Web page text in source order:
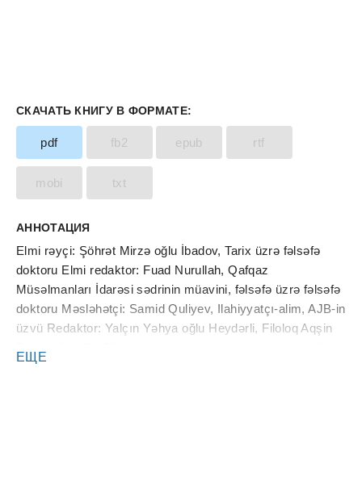
СКАЧАТЬ КНИГУ В ФОРМАТЕ:
pdf fb2 epub rtf
mobi txt
АННОТАЦИЯ
Elmi rəyçi: Şöhrət Mirzə oğlu İbadov, Tarix üzrə fəlsəfə
doktoru Elmi redaktor: Fuad Nurullah, Qafqaz
Müsəlmanları İdarəsi sədrinin müavini, fəlsəfə üzrə fəlsəfə
doktoru Məsləhətçi: Samid Quliyev, Ilahiyyatçı-alim, AJB-in
üzvü Redaktor: Yalçın Yəhya oğlu Heydərli, Filoloq Aqşin
abidələri., Bakı, “Ecoprint”, 2023,252 səh. Lerik rayonunun
ЕЩЕ